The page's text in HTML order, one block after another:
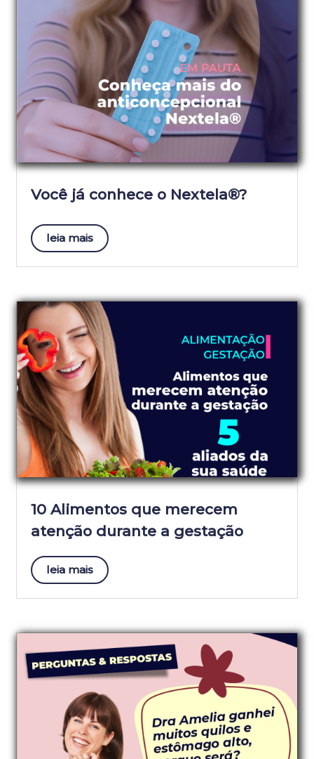
Você já conhece o Nextela®?
leia mais
10 Alimentos que merecem
atenção durante a gestação
leia mais